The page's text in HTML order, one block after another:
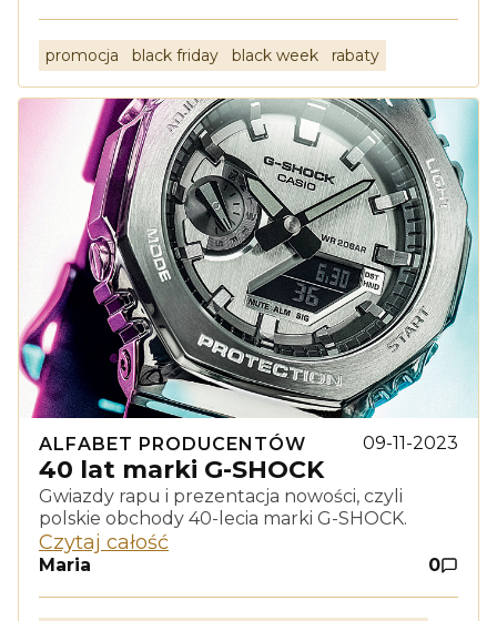
promocja black friday black week rabaty
ALFABET PRODUCENTÓW 09-11-2023
40 lat marki G-SHOCK
Gwiazdy rapu i prezentacja nowości, czyli
polskie obchody 40-lecia marki G-SHOCK.
Czytaj całość
Maria 0